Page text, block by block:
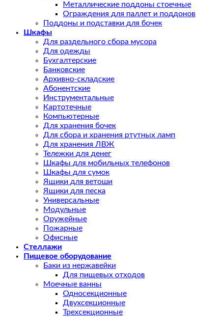
Металлические поддоны стоечные
Ограждения для паллет и поддонов
Поддоны и подставки для бочек
Шкафы
Для раздельного сбора мусора
Для одежды
Бухгалтерские
Банковские
Архивно-складские
Абонентские
Инструментальные
Картотечные
Компьютерные
Для хранения бочек
Для сбора и хранения ртутных ламп
Для хранения ЛВЖ
Тележки для денег
Шкафы для мобильных телефонов
Шкафы для сумок
Ящики для ветоши
Ящики для песка
Универсальные
Модульные
Оружейные
Пожарные
Офисные
Стеллажи
Пищевое оборудование
Баки из нержавейки
Для пищевых отходов
Моечные ванны
Односекционные
Двухсекционные
Трехсекционные